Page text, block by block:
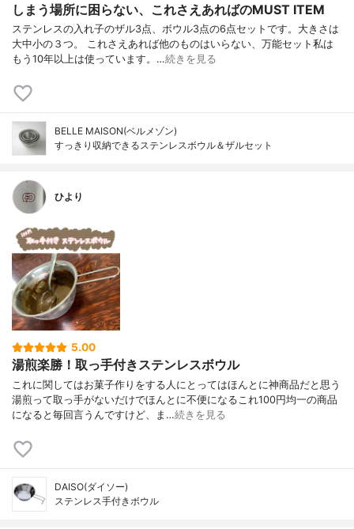
しまう場所に困らない、これさえあればのMUST ITEM
ステンレスの入れ子のザル3点、ボウル3点の6点セットです。大きさは
大中小の３つ。 これさえあれば他のものはいらない、万能セット私は
もう10年以上は使っています。…続きを見る
BELLE MAISON(ベルメゾン)
すっきり収納できるステンレスボウル＆ザルセット
ひより
5.00
湯煎楽勝！取っ手付きステンレスボウル
これに関してはお菓子作りをする人にとってはほんとに神商品だと思う
湯煎って取っ手がないだけでほんとに不便になるこれ100円均一の商品
になると毎回言うんですけど、ま…続きを見る
DAISO(ダイソー)
ステンレス手付きボウル